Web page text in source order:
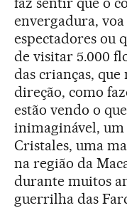
envergadura, voa
espectadores ou
de visitar 5.000
das crianças,
direção, como
estão vendo o
inimaginável,
Cristales, uma
na região da
durante muitos
guerrilha das